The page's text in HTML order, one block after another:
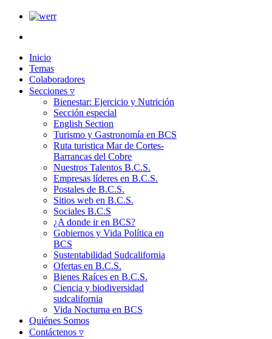
Inicio
Temas
Colaboradores
Secciones ▿
Bienestar: Ejercicio y Nutrición
Sección especial
English Section
Turismo y Gastronomía en BCS
Ruta turistica Mar de Cortes-
Barrancas del Cobre
Nuestros Talentos B.C.S.
Empresas líderes en B.C.S.
Postales de B.C.S.
Sitios web en B.C.S.
Sociales B.C.S
¿A donde ir en BCS?
Gobiernos y Vida Política en
BCS
Sustentabilidad Sudcalifornia
Ofertas en B.C.S.
Bienes Raíces en B.C.S.
Ciencia y biodiversidad
sudcalifornia
Vida Nocturna en BCS
Quiénes Somos
Contáctenos ▿